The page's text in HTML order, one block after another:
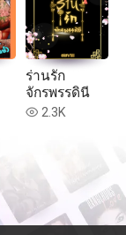
ร่านรัก
จักรพรรดินี
read 2.3K